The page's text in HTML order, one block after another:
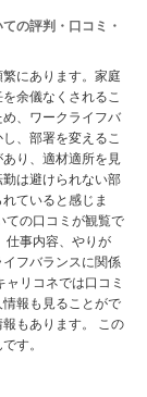
の評判・口コミ・
にあります。家庭
余儀なくされるこ
、ワークライフバ
、部署を変えるこ
り、適材適所を見
は避けられない部
ていると感じま
ての口コミが観覧で
仕事内容、やりが
フバランスに関係
リコネでは口コミ
報も見ることがで
もあります。 この
す。